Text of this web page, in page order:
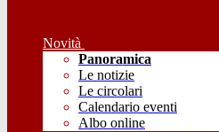
Novità
Panoramica
Le notizie
Le circolari
Calendario eventi
Albo online